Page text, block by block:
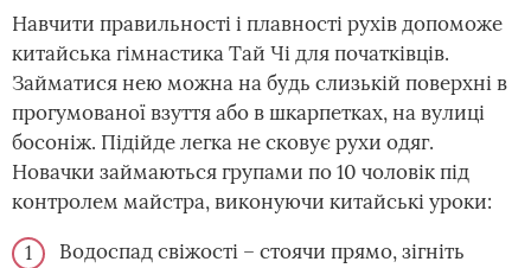
Навчити правильності і плавності рухів допоможе
китайська гімнастика Тай Чі для початківців.
Займатися нею можна на будь слизькій поверхні в
прогумованої взуття або в шкарпетках, на вулиці
босоніж. Підійде легка не сковує рухи одяг.
Новачки займаються групами по 10 чоловік під
контролем майстра, виконуючи китайські уроки:
Водоспад свіжості – стоячи прямо, зігніть